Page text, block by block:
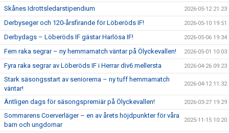
Skånes Idrottsledarstipendium 2026-05-12 21:23
Derbyseger och 120-årsfirande för Löberöds IF! 2026-05-10 19:51
Derbydags – Löberöds IF gästar Harlösa IF! 2026-05-06 19:34
Fem raka segrar – ny hemmamatch väntar på Ölyckevallen! 2026-05-01 10:03
Fyra raka segrar av Löberöds IF i Herrar div6 mellersta 2026-04-26 09:23
Stark säsongsstart av seniorerna – ny tuff hemmamatch
väntar!
2026-04-12 11:32
Äntligen dags för säsongspremiär på Ölyckevallen! 2026-03-27 19:29
Sommarens Coerverläger – en av årets höjdpunkter för våra
barn och ungdomar
2025-11-15 10:20